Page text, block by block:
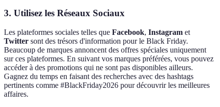
3. Utilisez les Réseaux Sociaux
Les plateformes sociales telles que Facebook, Instagram et
Twitter sont des trésors d'information pour le Black Friday.
Beaucoup de marques annoncent des offres spéciales uniquement
sur ces plateformes. En suivant vos marques préférées, vous pouvez
accéder à des promotions qui ne sont pas disponibles ailleurs.
Gagnez du temps en faisant des recherches avec des hashtags
pertinents comme #BlackFriday2026 pour découvrir les meilleures
affaires.